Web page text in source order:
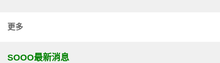
更多
SOOO最新消息